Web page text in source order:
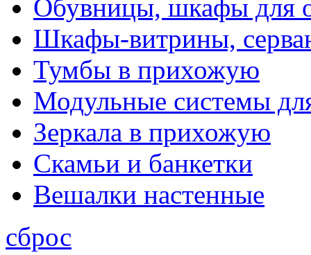
Обувницы, шкафы для
Шкафы-витрины,
Тумбы в прихожую
Модульные системы
Зеркала в прихожую
Скамьи и банкетки
Вешалки настенные
сброс